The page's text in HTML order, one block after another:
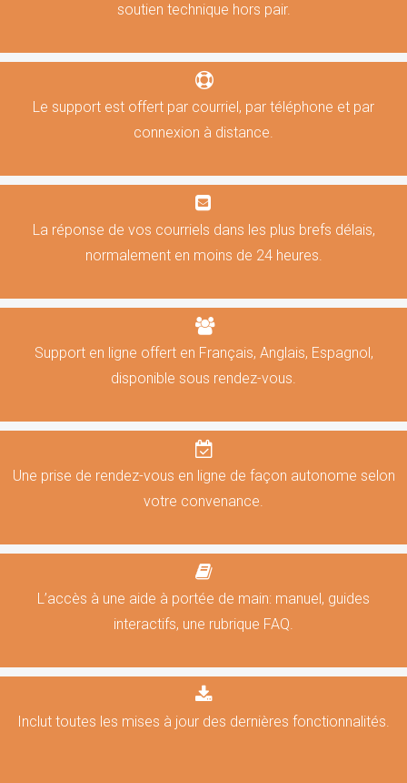
soutien technique hors pair.
Le support est offert par courriel, par téléphone et par
connexion à distance.
La réponse de vos courriels dans les plus brefs délais,
normalement en moins de 24 heures.
Support en ligne offert en Français, Anglais, Espagnol,
disponible sous rendez-vous.
Une prise de rendez-vous en ligne de façon autonome selon
votre convenance.
L’accès à une aide à portée de main: manuel, guides
interactifs, une rubrique FAQ.
Inclut toutes les mises à jour des dernières fonctionnalités.